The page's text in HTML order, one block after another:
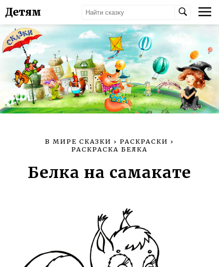
Детям
В МИРЕ СКАЗКИ › РАСКРАСКИ ›
РАСКРАСКА БЕЛКА
Белка на самакате